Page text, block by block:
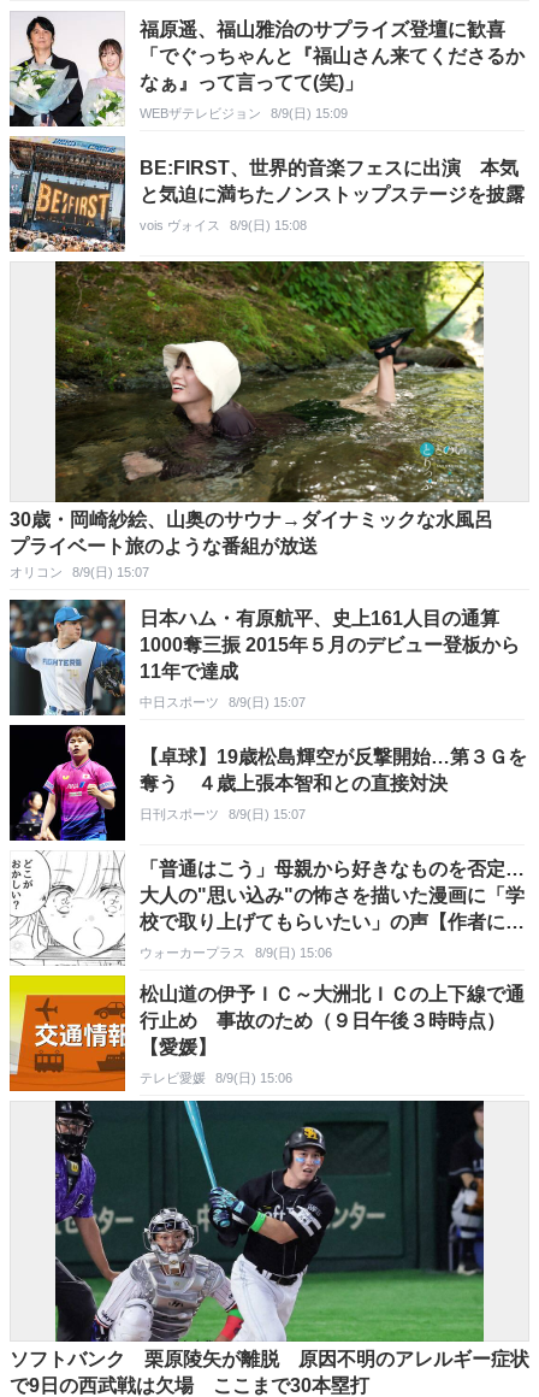
福原遥、福山雅治のサプライズ登壇に歓喜
「でぐっちゃんと『福山さん来てくださるか
なぁ』って言ってて(笑)」
WEBザテレビジョン 8/9(日) 15:09
BE:FIRST、世界的音楽フェスに出演 本気
と気迫に満ちたノンストップステージを披露
vois ヴォイス 8/9(日) 15:08
30歳・岡崎紗絵、山奥のサウナ→ダイナミックな水風呂
プライベート旅のような番組が放送
オリコン 8/9(日) 15:07
日本ハム・有原航平、史上161人目の通算
1000奪三振 2015年５月のデビュー登板から
11年で達成
中日スポーツ 8/9(日) 15:07
【卓球】19歳松島輝空が反撃開始…第３Ｇを
奪う ４歳上張本智和との直接対決
日刊スポーツ 8/9(日) 15:07
「普通はこう」母親から好きなものを否定…
大人の"思い込み"の怖さを描いた漫画に「学
校で取り上げてもらいたい」の声【作者に聞
く】
ウォーカープラス 8/9(日) 15:06
松山道の伊予ＩＣ～大洲北ＩＣの上下線で通
行止め 事故のため（９日午後３時時点）
【愛媛】
テレビ愛媛 8/9(日) 15:06
ソフトバンク 栗原陵矢が離脱 原因不明のアレルギー症状
で9日の西武戦は欠場 ここまで30本塁打